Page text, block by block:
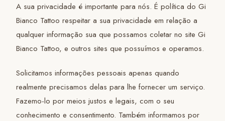
A sua privacidade é importante para nós. É política do Gi
Bianco Tattoo respeitar a sua privacidade em relação a
qualquer informação sua que possamos coletar no site Gi
Bianco Tattoo, e outros sites que possuímos e operamos.
Solicitamos informações pessoais apenas quando
realmente precisamos delas para lhe fornecer um serviço.
Fazemo-lo por meios justos e legais, com o seu
conhecimento e consentimento. Também informamos por